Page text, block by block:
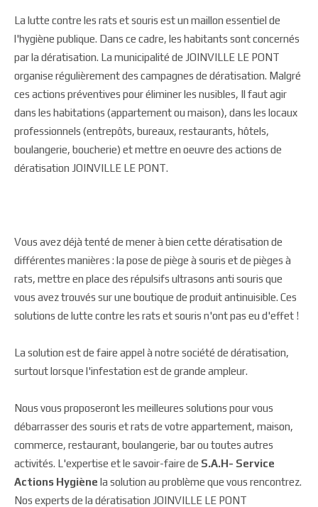
La lutte contre les rats et souris est un maillon essentiel de
l'hygiène publique. Dans ce cadre, les habitants sont concernés
par la dératisation. La municipalité de JOINVILLE LE PONT
organise régulièrement des campagnes de dératisation. Malgré
ces actions préventives pour éliminer les nusibles, Il faut agir
dans les habitations (appartement ou maison), dans les locaux
professionnels (entrepôts, bureaux, restaurants, hôtels,
boulangerie, boucherie) et mettre en oeuvre des actions de
dératisation JOINVILLE LE PONT.
Vous avez déjà tenté de mener à bien cette dératisation de
différentes manières : la pose de piège à souris et de pièges à
rats, mettre en place des répulsifs ultrasons anti souris que
vous avez trouvés sur une boutique de produit antinuisible. Ces
solutions de lutte contre les rats et souris n'ont pas eu d'effet !
La solution est de faire appel à notre société de dératisation,
surtout lorsque l'infestation est de grande ampleur.
Nous vous proposeront les meilleures solutions pour vous
débarrasser des souris et rats de votre appartement, maison,
commerce, restaurant, boulangerie, bar ou toutes autres
activités. L'expertise et le savoir-faire de S.A.H- Service
Actions Hygiène la solution au problème que vous rencontrez.
Nos experts de la dératisation JOINVILLE LE PONT